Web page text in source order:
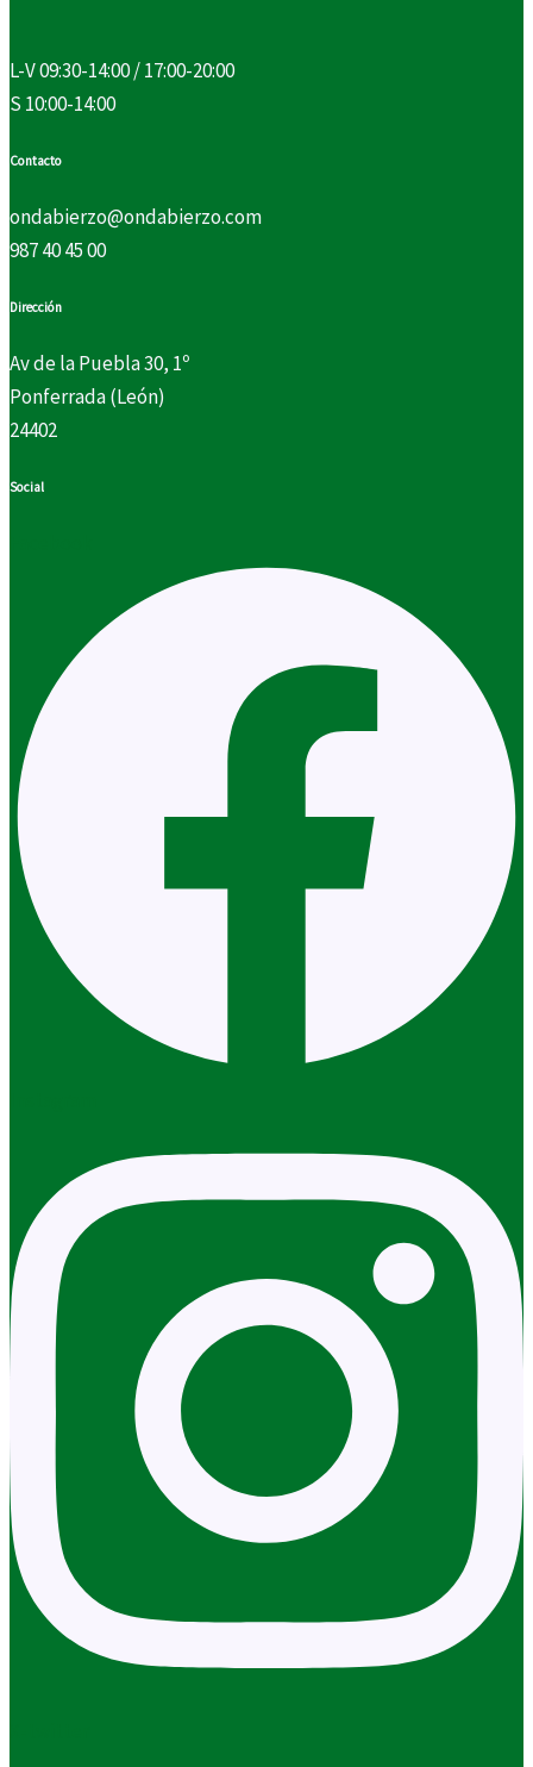
L-V 09:30-14:00 / 17:00-20:00
S 10:00-14:00
Contacto
ondabierzo@ondabierzo.com
987 40 45 00
Dirección
Av de la Puebla 30, 1º
Ponferrada (León)
24402
Social